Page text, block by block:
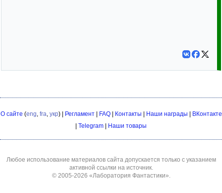
О сайте (eng, fra, укр) | Регламент| FAQ| Контакты Наши награды
ВКонтакте
Telegram Наши товары
Любое использование материалов сайта допускается только с указанием
активной ссылки на источник.
© 2005-2026 «Лаборатория Фантастики».